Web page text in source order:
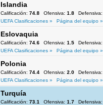
Islandia
Calificación: 74.8 Ofensiva: 1.8 Defensiva:
UEFA Clasificaciones »
Página del equipo »
Eslovaquia
Calificación: 74.6 Ofensiva: 1.5 Defensiva:
UEFA Clasificaciones »
Página del equipo »
Polonia
Calificación: 74.4 Ofensiva: 2.0 Defensiva:
UEFA Clasificaciones »
Página del equipo »
Turquía
Calificación: 73.1 Ofensiva: 1.7 Defensiva: